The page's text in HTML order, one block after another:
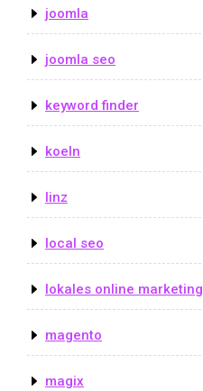
joomla
joomla seo
keyword finder
koeln
linz
local seo
lokales online marketing
magento
magix